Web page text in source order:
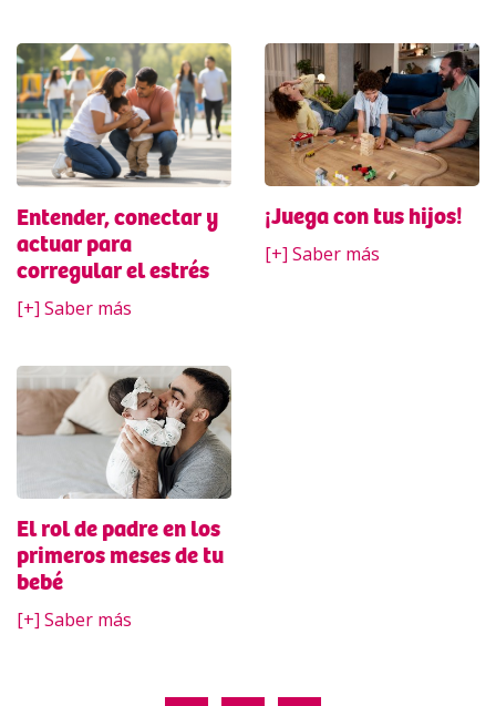
Entender, conectar y
actuar para
corregular el estrés
[+] Saber más
¡Juega con tus hijos!
[+] Saber más
El rol de padre en los
primeros meses de tu
bebé
[+] Saber más